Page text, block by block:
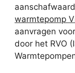
warmtepomp
aanvragen
door het RVO